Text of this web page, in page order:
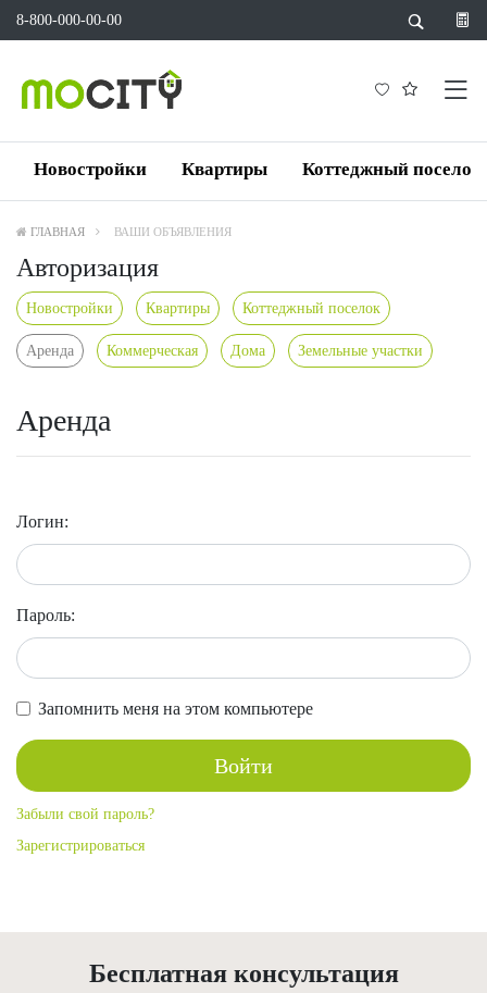
8-800-000-00-00
Новостройки Квартиры Коттеджный поселок
ГЛАВНАЯ ВАШИ ОБЪЯВЛЕНИЯ
Авторизация
Новостройки Квартиры Коттеджный поселок
Аренда Коммерческая Дома Земельные участки
Аренда
Логин:
Пароль:
Запомнить меня на этом компьютере
Забыли свой пароль?
Зарегистрироваться
Бесплатная консультация